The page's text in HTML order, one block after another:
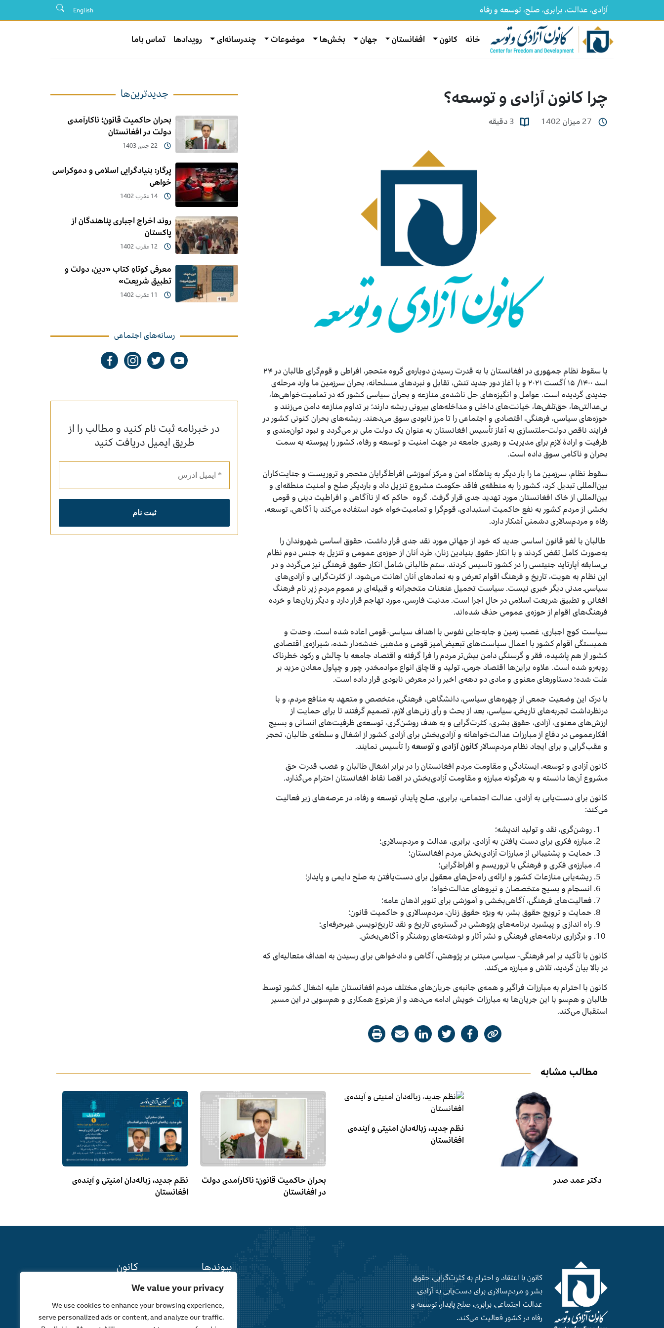
We value your privacy
We use cookies to enhance your browsing experience,
serve personalized ads or content, and analyze our traffic.
English آزادی، عدالت، برابری، صلح، توسعه و رفاه
خانه کانون افغانستان جهان بخش‌ها موضوعات چندرسانه‌ای رویدادها تماس باما
چرا کانون آزادی و توسعه؟
27 میزان 1402 3 دقیقه
با سقوط نظام جمهوری در افغانستان با به ‌قدرت رسیدن دوباره‌ی گروه متحجر، افراطی و قوم‌گرای طالبان در ۲۴
اسد ۱۴۰۰/ ۱۵ آگست ۲۰۲۱ و با آغاز دور جدید تنش، تقابل و نبردهای مسلحانه، بحران سرزمین ما وارد مرحله‌ی
جدیدی گردیده است. عوامل و انگیزه‌های حل‌ ناشده‌ی منازعه‌ و بحران سیاسی کشور که در تمامیت‌خواهی‌ها،
بی‌عدالتی‌ها، حق‌تلفی‌ها، خیانت‌های داخلی و مداخله‌های بیرونی ریشه دارند؛ بر ‌تداوم منازعه دامن می‌زنند و
حوزه‌های سیاسی، فرهنگی، اقتصادی و اجتماعی را تا مرز نابودی سوق می‌دهند. ریشه‌ها‌ی بحران کنونی کشور در
فرایند ناقص دولت-ملت­سازی به آغاز تأسیس افغانستان به عنوان یک دولت ملی بر می‌گردد و نبود توان‌مندی­ و
ظرفیت و ارادۀ لازم برای مدیریت و رهبری جامعه در جهت امنیت و توسعه و رفاه، کشور را پیوسته به سمت
بحران و ناکامی سوق داده است.
سقوط نظام، سرزمین ما را بار دیگر به پناه­گاه امن و مرکز آموزشی افراط‌‌‌گرایان متحجر و تروریست­ و جنایت‌کاران
بین‌المللی تبدیل کرد، کشور را به منطقه‌ی فاقد حکومت مشروع تنزیل داد و باردیگر صلح و امنیت منطقه‌ای و
بین‌المللی از خاک افغانستان مورد تهدید جدی قرار گرفت. گروه حاکم که از ناآگاهی و افراطیت دینی و قومی
بخشی از مردم کشور به نفع حاکمیت استبدادی، قوم‌گرا و تمامیت‌خواه خود استفاده می‌کند با آگاهی، توسعه،
رفاه و مردم‌سالاری دشمنی آشکار‌ دارد.
طالبان با لغو قانون اساسی جدید که خود از جهاتی مورد نقد جدی قرار داشت، حقوق اساسی شهروندان را
به‌صورت کامل تقض کردند و با انکار حقوق بنیادین زنان، طرد آنان از حوزه‌ی عمومی و تنزیل به جنس دوم نظام
بی‌سابقه آپارتاید جنیتسی را در کشور تاسیس کردند. ستم طالبانی شامل انکار حقوق فرهنگی نیز می‌گردد و در
این نظام به هویت، تاریخ و فرهنگ اقوام تعرض و به نمادهای آنان اهانت می‌شود. از کثرت‌گرایی و آزادی‌های
سیاسی‌ـ‌ مدنی دیگر خبری نیست. سیاست تحمیل عنعنات متحجرانه و قبیله‌ای بر عموم مردم زیر نام فرهنگ
افغانی و تطبیق شریعت اسلامی در حال اجرا است. مدنیت فارسی، مورد تهاجم قرار دارد و دیگر زبان‌ها و خرده‌
فرهنگ‌های اقوام از حوزه‌ی عمومی حذف شده‌اند.
سیاست‌ کوچ اجباری، غصب زمین و جابه‌جایی نفوس با اهداف سیاسی-قومی اعاده شده است. وحدت و
همبستگی اقوام کشور با اعمال سیاست‌های تبعیض‌آمیز قومی و مذهبی خدشه‌دار شده، شیرازه‌ی اقتصادی
کشور از هم پاشیده، فقر و گرسنگی دامن بیش‌تر مردم را فرا گرفته و اقتصاد جامعه با چالش و رکود خطرناک
روبه‌رو شده است. علاوه براین‌ها اقتصاد جرمی، تولید و قاچاق انواع موادمخدر، چور و چپاول معادن مزید بر
علت شده؛ دستاورهای معنوی و مادی دو دهه‌ی اخیر را در معرض نابودی قرار داده است.
با درک این وضعیت جمعی از چهر‌ه‌های سیاسی، دانشگاهی، فرهنگی، متخصص و متعهد به ‌منافع مردم، و با
درنظرداشت تجربه‌های تاریخی‌ـ سیاسی، بعد از بحث و رأی ‌زنی‌های‌ لازم، تصمیم گرفتند تا برای حمایت از
ارزش‌های معنوی، آزادی، حقوق بشری، کثرت‌گرایی و به هدف روشن‌گری، توسعه‌ی ظرفیت‌های انسانی و بسیج
افکارعمومی در دفاع از مبارزات عدالت‌خواهانه و آزادی‌بخش برای آزادی کشور از اشغال و سلطه‌ی طالبان، تحجر
و عقب‌گرایی و برای ایجاد نظام مردم‌سالارکانون آزادی و توسعهرا تأسیس نمایند.
کانون آزادی و توسعه، ایستادگی و مقاومت مردم افغانستان را در برابر اشغال طالبان و غصب قدرت حق
مشروع آن‌ها دانسته و به هرگونه مبارزه و مقاومت آزادی‌بخش در اقصا نقاط افغانستان احترام می‌‌گذارد.
کانون برای دست‌‌یابی به آزادی، عدالت اجتماعی، برابری، صلح‌ پایدار، توسعه و رفاه، در عرصه‌های زیر فعالیت
می‌کند:
روشن‌گری، نقد و تولید اندیشه؛
مبارزه فکری برای دست ‌یافتن به آزادی، برابری، عدالت و مردم‌سالاری؛
حمایت و پشتیبانی از مبارزات آزادی‌بخش مردم افغانستان؛
مبارزه‌ی فکری و فرهنگی با تروریسم و افراط‌‌گرایی؛
ریشه‌یابی منازعات کشور و ارائه‌‌ی راه‌‌حل‌های معقول‌ برای دست‌یافتن به صلح دایمی و پایدار؛
انسجام و بسیج متخصصان و نیروهای عدالت‌خواه؛
فعالیت‌های فرهنگی، آگاهی‌بخشی و آموزشی برای تنویر اذهان عامه؛
حمایت و ترویج حقوق بشر، به ویژه حقوق زنان، مردم‌سالاری و حاکمیت قانون؛
راه اندازی و پیشبرد برنامه‌های پژوهشی در گستره‌ی تاریخ و نقد تاریخ‌نویسی غیرحرفه‌ای؛
و برگزاری برنامه‌های فرهنگی و نشر آثار و نوشته‌های روشنگر و آگاهی‌بخش.
کانون با تأکید بر امر فرهنگی- سیاسی مبتنی بر پژوهش، آگاهی و دادخواهی برای رسیدن به اهداف متعالیه‌ای که
در بالا بیان گردید، تلاش و مبارزه می‌کند.
کانون با احترام به مبارزات فراگیر و همه‌ی جانبه‌ی جریان‌های مختلف مردم افغانستان علیه اشغال کشور توسط
طالبان و هم‌سو با این جریان‌ها به مبارزات خویش ادامه می‌دهد و از هرنوع همکاری و هم‌سویی در این مسیر
استقبال می‌کند.
جدیدترین‌ها
بحران حاکمیت قانون؛ ناکارآمدی
دولت در افغانستان
22 جدی 1403
پرگار: بنیادگرایی اسلامی و دموکراسی
خواهی
14 عقرب 1402
روند اخراج اجباری پناهندگان از
پاکستان
12 عقرب 1402
معرفی کوتاهِ کتاب «دین، دولت و
تطبیق شریعت»
11 عقرب 1402
رسانه‌های اجتماعی
در خبرنامه ثبت نام کنید و مطالب را از
طریق ایمیل دریافت کنید
مطالب مشابه
دکتر عمد صدر
نظم جدید، زباله‌دان امنیتی و آینده‌ی
افغانستان
بحران حاکمیت قانون؛ ناکارآمدی دولت
در افغانستان
نظم جدید، زباله‌دان امنیتی و آینده‌ی
افغانستان
کانون با اعتقاد و احترام به کثرت‌گرایی، حقوق
بشر و‌ مردم‌سالاری برای دست‌‌یابی به آزادی،
عدالت اجتماعی، برابری، صلح‌ پایدار، توسعه و
رفاه در کشور فعالیت می‌کند.
پیوندها
اعلامیه‌ها
افغانستان
کانون
درباره ما
نقشه سایت